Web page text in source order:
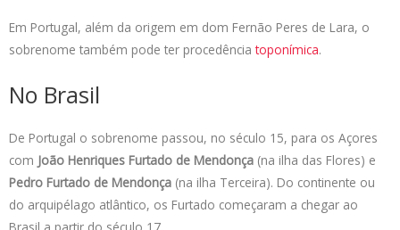
Em Portugal, além da origem em dom Fernão Peres de Lara, o
sobrenome também pode ter procedênciatoponímica.
No Brasil
De Portugal o sobrenome passou, no século 15, para os Açores
com João Henriques Furtado de Mendonça (na ilha das Flores) e
Pedro Furtado de Mendonça (na ilha Terceira). Do continente ou
do arquipélago atlântico, os Furtado começaram a chegar ao